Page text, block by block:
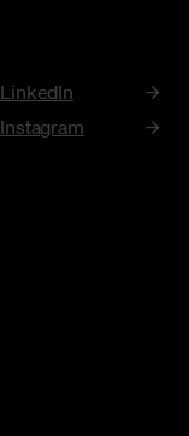
LinkedIn
Instagram